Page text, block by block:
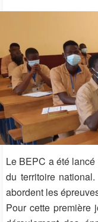
Le BEPC a été
du territoire
abordent les
Pour cette première